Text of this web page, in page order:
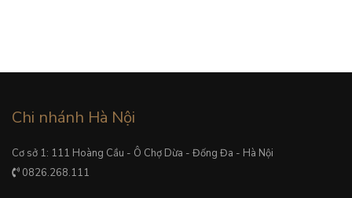
Chi nhánh Hà Nội
Cơ sở 1: 111 Hoàng Cầu - Ô Chợ Dừa - Đống Đa - Hà Nội
0826.268.111